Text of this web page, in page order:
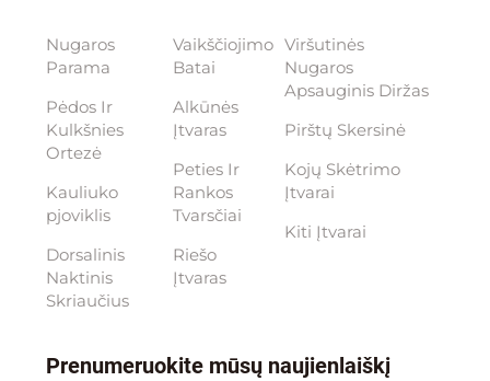
Nugaros
Parama
Pėdos Ir
Kulkšnies
Ortezė
Kauliuko
pjoviklis
Dorsalinis
Naktinis
Skriaučius
Vaikščiojimo
Batai
Alkūnės
Įtvaras
Peties Ir
Rankos
Tvarsčiai
Riešo
Įtvaras
Viršutinės
Nugaros
Apsauginis Diržas
Pirštų Skersinė
Kojų Skėtrimo
Įtvarai
Kiti Įtvarai
Prenumeruokite mūsų naujienlaiškį